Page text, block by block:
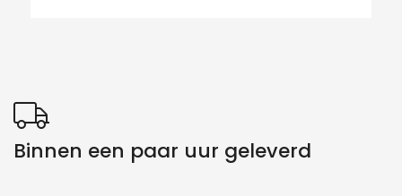
Binnen een paar uur geleverd